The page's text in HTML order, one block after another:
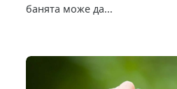
банята може да...